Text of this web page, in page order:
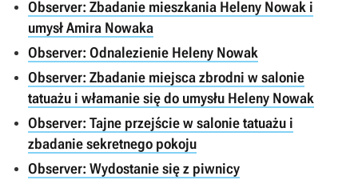
Observer: Zbadanie mieszkania Heleny Nowak i
umysł Amira Nowaka
Observer: Odnalezienie Heleny Nowak
Observer: Zbadanie miejsca zbrodni w salonie
tatuażu i włamanie się do umysłu Heleny Nowak
Observer: Tajne przejście w salonie tatuażu i
zbadanie sekretnego pokoju
Observer: Wydostanie się z piwnicy